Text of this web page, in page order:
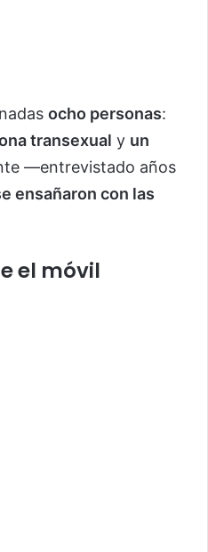
ocho personas:
transexual y un
—entrevistado años
ensañaron con las
el móvil